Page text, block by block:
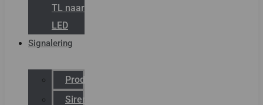
TL naar
LED
Signalering
Productcatalogus
Sirena